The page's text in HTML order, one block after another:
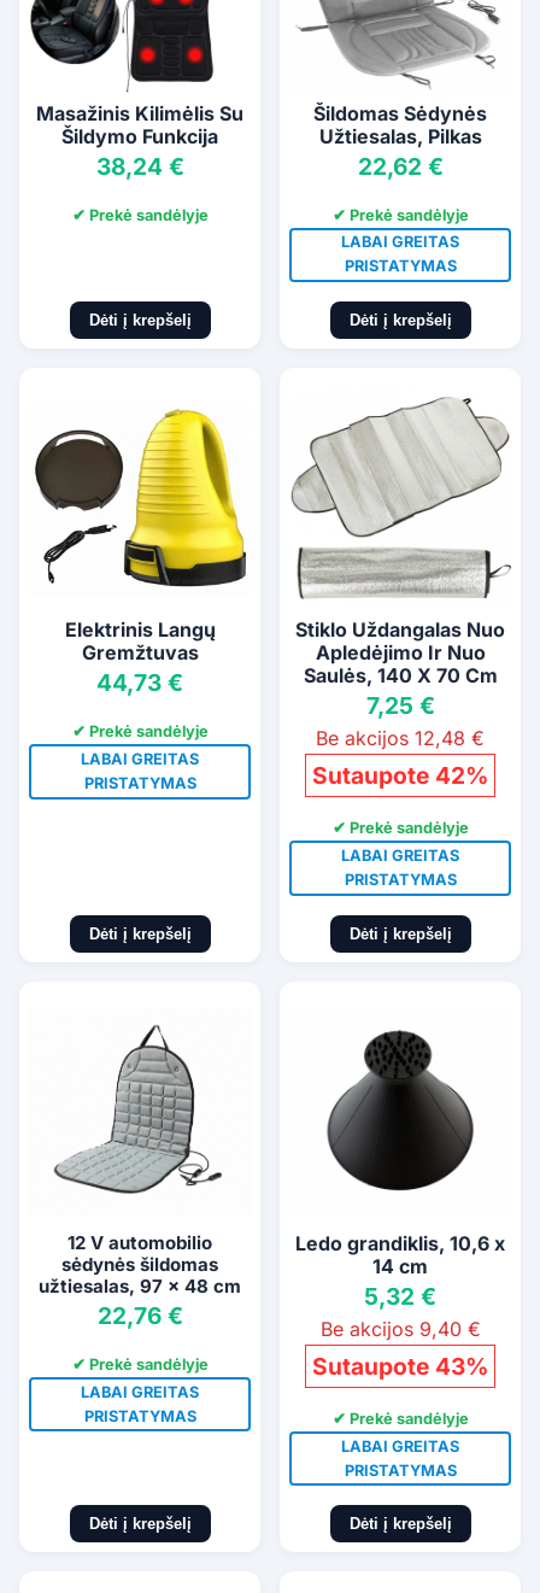
Masažinis Kilimėlis Su
Šildymo Funkcija
38,24 €
✔ Prekė sandėlyje
Dėti į krepšelį
Šildomas Sėdynės
Užtiesalas, Pilkas
22,62 €
✔ Prekė sandėlyje
LABAI GREITAS
PRISTATYMAS
Dėti į krepšelį
Elektrinis Langų
Gremžtuvas
44,73 €
✔ Prekė sandėlyje
LABAI GREITAS
PRISTATYMAS
Dėti į krepšelį
Stiklo Uždangalas Nuo
Apledėjimo Ir Nuo
Saulės, 140 X 70 Cm
7,25 €
Be akcijos 12,48 €
Sutaupote 42%
✔ Prekė sandėlyje
LABAI GREITAS
PRISTATYMAS
Dėti į krepšelį
12 V automobilio
sėdynės šildomas
užtiesalas, 97 x 48 cm
(pilkas)
22,76 €
✔ Prekė sandėlyje
LABAI GREITAS
PRISTATYMAS
Dėti į krepšelį
Ledo grandiklis, 10,6 x
14 cm
5,32 €
Be akcijos 9,40 €
Sutaupote 43%
✔ Prekė sandėlyje
LABAI GREITAS
PRISTATYMAS
Dėti į krepšelį